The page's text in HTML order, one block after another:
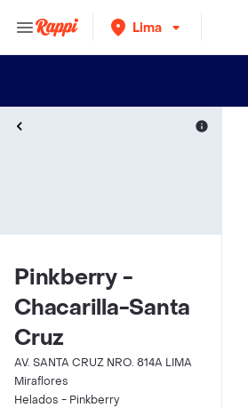
Lima
Pinkberry -
Chacarilla-Santa
Cruz
AV. SANTA CRUZ NRO. 814A LIMA
Miraflores
Helados - Pinkberry